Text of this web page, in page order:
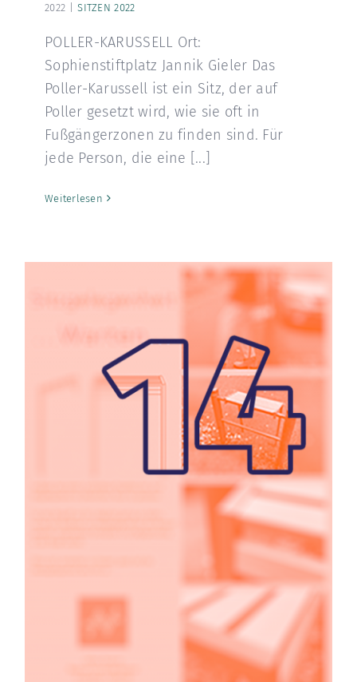
2022
SITZEN 2022
POLLER-KARUSSELL Ort:
Sophienstiftplatz Jannik Gieler Das
Poller-Karussell ist ein Sitz, der auf
Poller gesetzt wird, wie sie oft in
Fußgängerzonen zu finden sind. Für
jede Person, die eine [...]
Weiterlesen